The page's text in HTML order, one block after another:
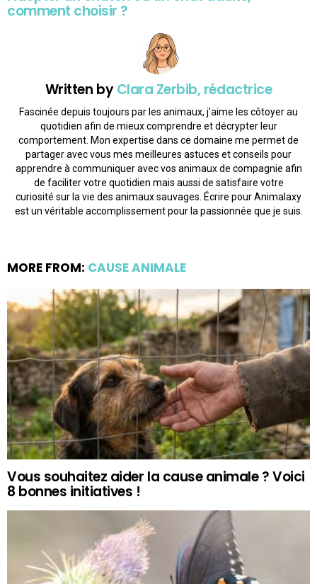
comment choisir ?
Written byClara Zerbib, rédactrice
Fascinée depuis toujours par les animaux, j'aime les côtoyer au
quotidien afin de mieux comprendre et décrypter leur
comportement. Mon expertise dans ce domaine me permet de
partager avec vous mes meilleures astuces et conseils pour
apprendre à communiquer avec vos animaux de compagnie afin
de faciliter votre quotidien mais aussi de satisfaire votre
curiosité sur la vie des animaux sauvages. Écrire pour Animalaxy
est un véritable accomplissement pour la passionnée que je suis.
MORE FROM: CAUSE ANIMALE
Vous souhaitez aider la cause animale ? Voici
8 bonnes initiatives !